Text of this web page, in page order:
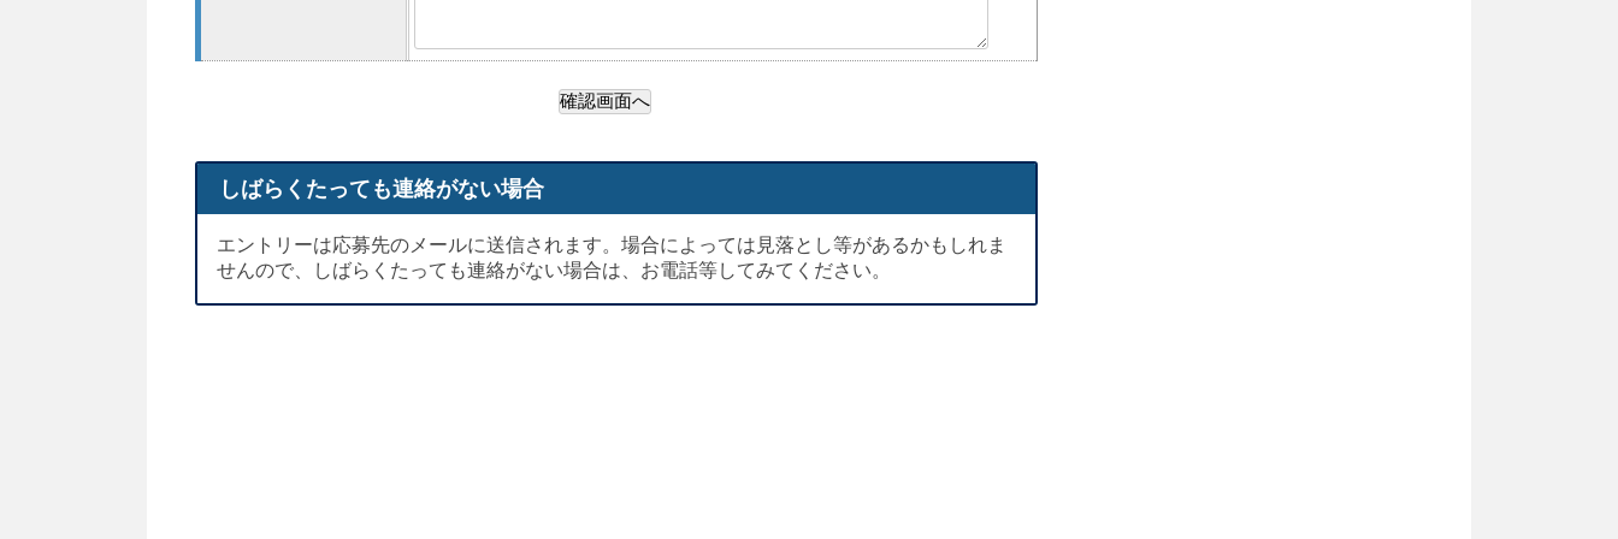
しばらくたっても連絡がない場合
エントリーは応募先のメールに送信されます。場合によっては見落とし等があるかもしれま
せんので、しばらくたっても連絡がない場合は、お電話等してみてください。